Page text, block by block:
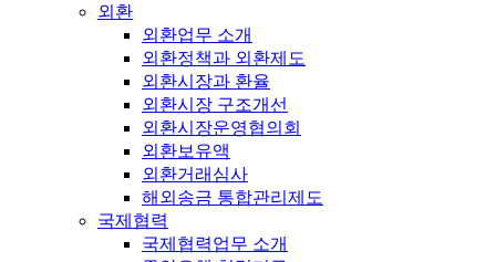
외환
외환업무 소개
외환정책과 외환제도
외환시장과 환율
외환시장 구조개선
외환시장운영협의회
외환보유액
외환거래심사
해외송금 통합관리제도
국제협력
국제협력업무 소개